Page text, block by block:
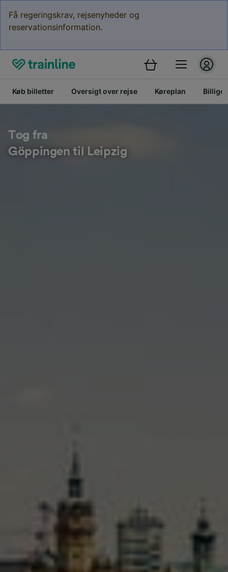
Få regeringskrav, rejsenyheder og
reservationsinformation.
Køb billetter Oversigt over rejse Køreplan Billige
Tog fra
Göppingen til Leipzig